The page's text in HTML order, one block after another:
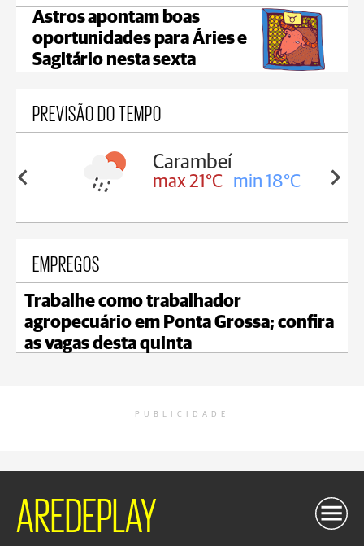
Astros apontam boas
oportunidades para Áries e
Sagitário nesta sexta
PREVISÃO DO TEMPO
18°C
Carambeí
max 21°C min 18°C
EMPREGOS
Trabalhe como trabalhador
agropecuário em Ponta Grossa; confira
as vagas desta quinta
PUBLICIDADE
AREDEPLAY